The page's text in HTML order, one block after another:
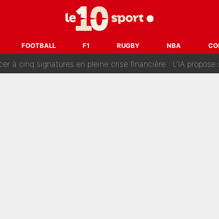
FOOTBALL F1 RUGBY NBA
sur CNews, un ancien journaliste de France Télévisions relance la
Pogacar : Le transfert qui effraie le peloton, «c’est la
signatures en pleine crise financière : L’IA propose sept noms à l’OM